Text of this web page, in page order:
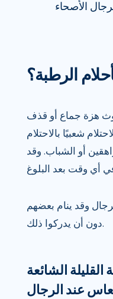
الرطبة؟
هزة جماع أو قذف
شعبيًا بالاحتلام
أو الشباب. وقد
وقد ينام بعضهم
دون أن يدركوا ذلك.
الشائعة